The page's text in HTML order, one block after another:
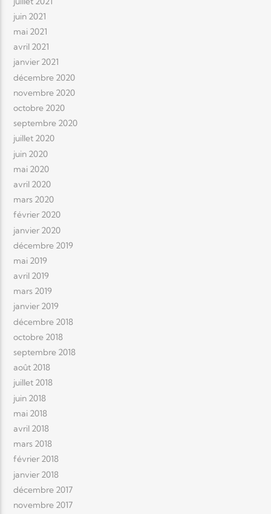
juin 2021
mai 2021
avril 2021
janvier 2021
décembre 2020
novembre 2020
octobre 2020
septembre 2020
juillet 2020
juin 2020
mai 2020
avril 2020
mars 2020
février 2020
janvier 2020
décembre 2019
mai 2019
avril 2019
mars 2019
janvier 2019
décembre 2018
octobre 2018
septembre 2018
août 2018
juillet 2018
juin 2018
mai 2018
avril 2018
mars 2018
février 2018
janvier 2018
décembre 2017
novembre 2017